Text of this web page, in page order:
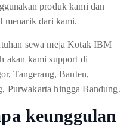
produk kami dan
menarik dari kami.
sewa meja Kotak IBM
akan kami support di
Tangerang, Banten,
Purwakarta hingga Bandung.
keunggulan